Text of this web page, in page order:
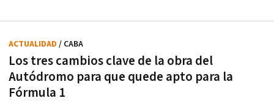
Los tres cambios clave de la obra del
Autódromo para que quede apto para la
Fórmula 1
ACTUALIDAD / CABA